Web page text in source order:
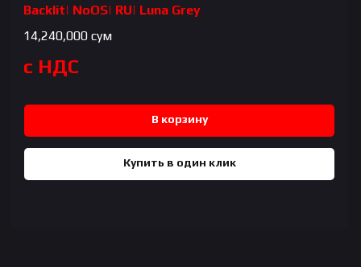
Backlit| NoOS| RU| Luna Grey
14,240,000 сум
с НДС
В корзину
Купить в один клик